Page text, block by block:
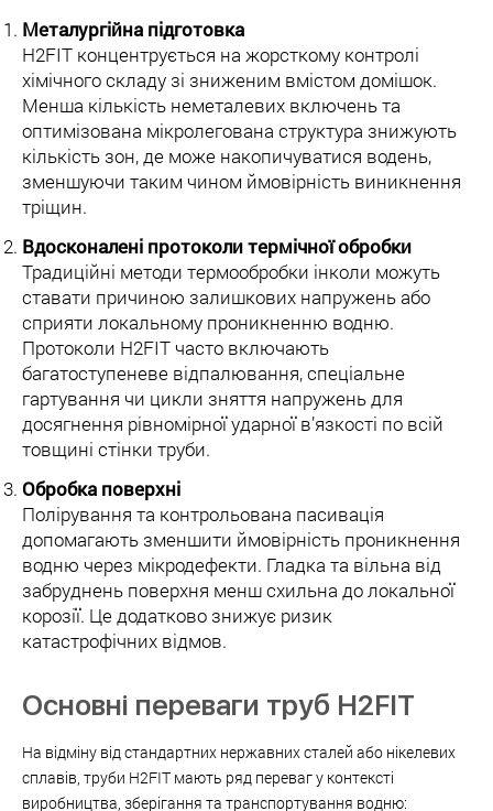
Металургійна підготовка
H2FIT концентрується на жорсткому контролі
хімічного складу зі зниженим вмістом домішок.
Менша кількість неметалевих включень та
оптимізована мікролегована структура знижують
кількість зон, де може накопичуватися водень,
зменшуючи таким чином ймовірність виникнення
тріщин.
Вдосконалені протоколи термічної обробки
Традиційні методи термообробки інколи можуть
ставати причиною залишкових напружень або
сприяти локальному проникненню водню.
Протоколи H2FIT часто включають
багатоступеневе відпалювання, спеціальне
гартування чи цикли зняття напружень для
досягнення рівномірної ударної в’язкості по всій
товщині стінки труби.
Обробка поверхні
Полірування та контрольована пасивація
допомагають зменшити ймовірність проникнення
водню через мікродефекти. Гладка та вільна від
забруднень поверхня менш схильна до локальної
корозії. Це додатково знижує ризик
катастрофічних відмов.
Основні переваги труб H2FIT
На відміну від стандартних нержавних сталей або нікелевих
сплавів, труби H2FIT мають ряд переваг у контексті
виробництва, зберігання та транспортування водню: